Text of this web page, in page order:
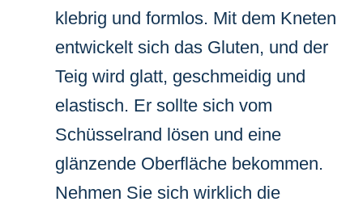
klebrig und formlos. Mit dem Kneten
entwickelt sich das Gluten, und der
Teig wird glatt, geschmeidig und
elastisch. Er sollte sich vom
Schüsselrand lösen und eine
glänzende Oberfläche bekommen.
Nehmen Sie sich wirklich die